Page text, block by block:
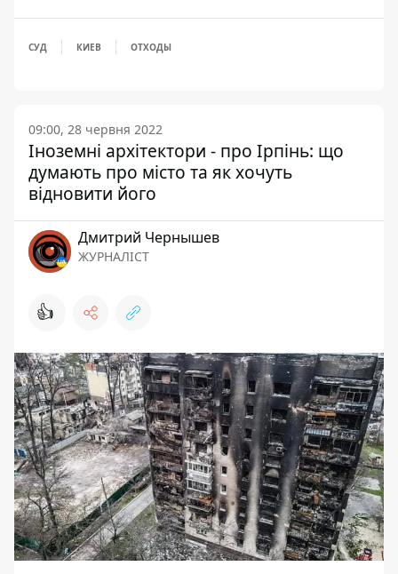
СУД КИЕВ ОТХОДЫ
09:00, 28 червня 2022
Іноземні архітектори - про Ірпінь: що
думають про місто та як хочуть
відновити його
Дмитрий Чернышев
ЖУРНАЛІСТ
👍